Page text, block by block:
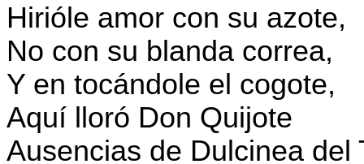
Hirióle amor con su azote,
No con su blanda correa,
Y en tocándole el cogote,
Aquí lloró Don Quijote
Ausencias de Dulcinea del